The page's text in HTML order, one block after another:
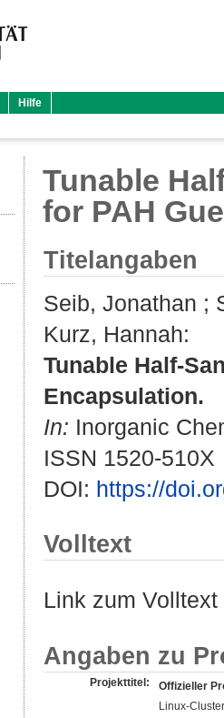
Hilfe
Tunable
for PAH
Titelangaben
Seib, Jonathan ;
Kurz, Hannah:
Tunable Half-
Encapsulation.
In: Inorganic
ISSN 1520-510X
DOI: https://
Volltext
Link zum
Angaben zu
Projekttitel:
Offizieller
Linux-